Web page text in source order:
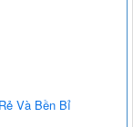
Và Bền Bỉ